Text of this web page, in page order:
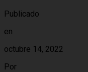
Publicado
en
octubre 14, 2022
Por